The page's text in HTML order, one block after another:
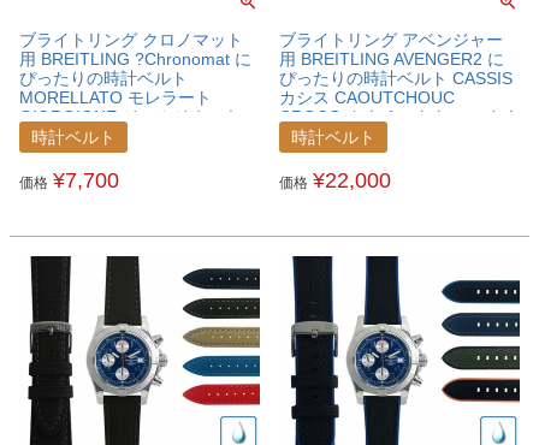
ブライトリング クロノマット
用 BREITLING ?Chronomat に
ぴったりの時計ベルト
MORELLATO モレラート
GIORGIONE ジョルジオーネ
カーフ ブリティッシュレザー
時計ベルト X4272B12BRECNM
時計ベルト
価格 ¥7,700
ブライトリング アベンジャー
用 BREITLING AVENGER2 に
ぴったりの時計ベルト CASSIS
カシス CAOUTCHOUC
CROCO カウチッククロコ カウ
チックラバー 時計ベルト
U0043001BREAVG
時計ベルト
価格 ¥22,000